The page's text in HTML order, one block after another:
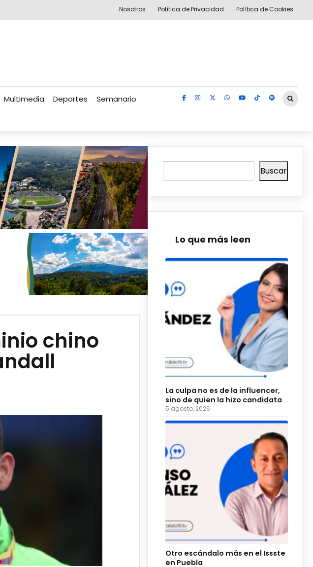
Nosotros Política de Privacidad Política de Cookies
Multimedia Deportes Semanario
chino
Buscar
Lo que más leen
La culpa no es de la influencer,
sino de quien la hizo candidata
5 agosto, 2026
Otro escándalo más en el Issste
en Puebla